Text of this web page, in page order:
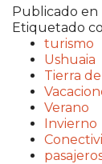
Publicado en
Etiquetado
turismo
Ushuaia
Tierra
Verano
Invierno